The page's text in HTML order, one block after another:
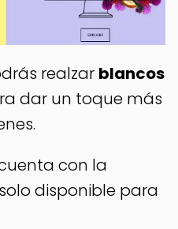
realzar blancos
dar un toque más
con la
disponible para